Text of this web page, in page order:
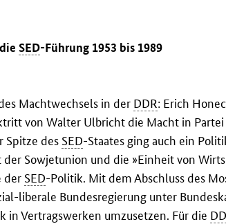
dieSED-Führung 1953 bis 1989
Machtwechsels in der DDR: Erich
von Walter Ulbricht die Macht in Partei
Spitze des SED-Staates ging auch ein
Sowjetunion und die »Einheit von
der SED-Politik. Mit dem Abschluss des
liberale Bundesregierung unter
Vertragswerken umzusetzen. Für die